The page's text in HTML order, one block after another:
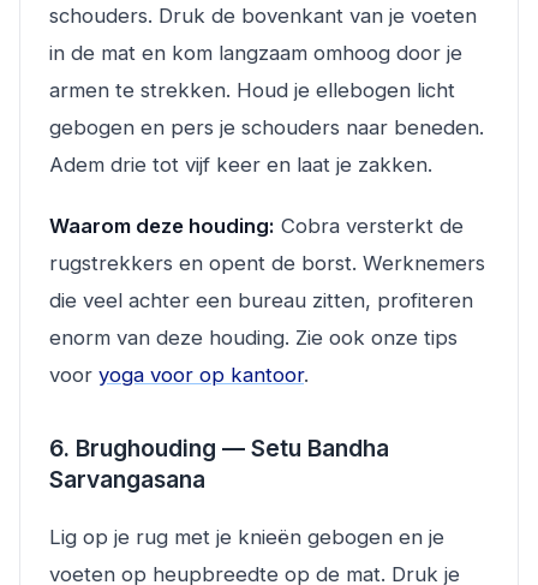
schouders. Druk de bovenkant van je voeten
in de mat en kom langzaam omhoog door je
armen te strekken. Houd je ellebogen licht
gebogen en pers je schouders naar beneden.
Adem drie tot vijf keer en laat je zakken.
Waarom deze houding: Cobra versterkt de
rugstrekkers en opent de borst. Werknemers
die veel achter een bureau zitten, profiteren
enorm van deze houding. Zie ook onze tips
voor yoga voor op kantoor.
6. Brughouding — Setu Bandha
Sarvangasana
Lig op je rug met je knieën gebogen en je
voeten op heupbreedte op de mat. Druk je